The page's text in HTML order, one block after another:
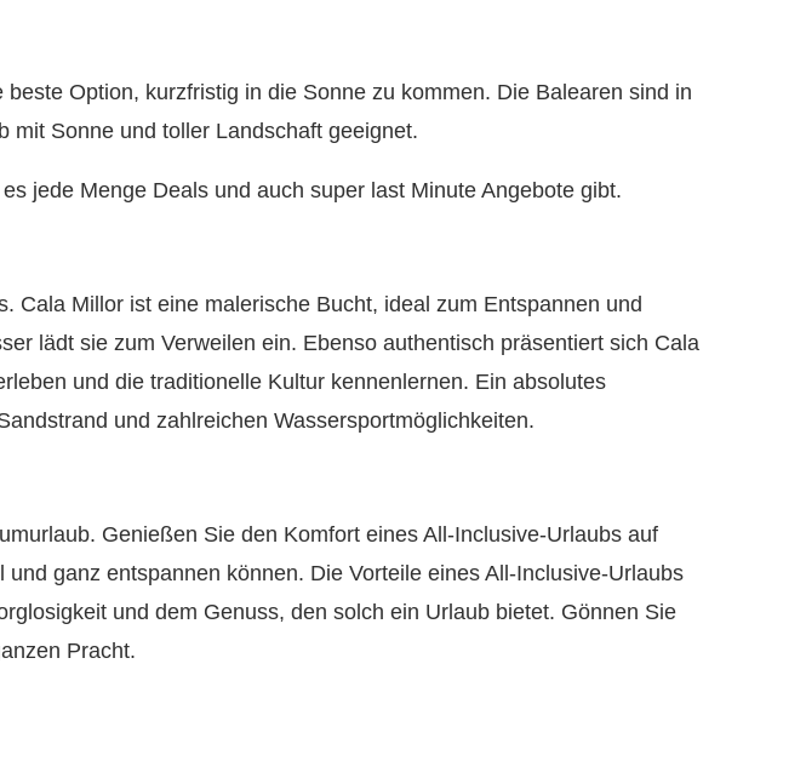
Option, kurzfristig in die Sonne zu kommen. Die Balearen sind in
mit Sonne und toller Landschaft geeignet.
jede Menge Deals und auch super last Minute Angebote gibt.
Cala Millor ist eine malerische Bucht, ideal zum Entspannen und
lädt sie zum Verweilen ein. Ebenso authentisch präsentiert sich Cala
und die traditionelle Kultur kennenlernen. Ein absolutes
und zahlreichen Wassersportmöglichkeiten.
Genießen Sie den Komfort eines All-Inclusive-Urlaubs auf
ganz entspannen können. Die Vorteile eines All-Inclusive-Urlaubs
und dem Genuss, den solch ein Urlaub bietet. Gönnen Sie
Pracht.